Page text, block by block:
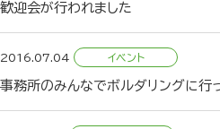
歓迎会が行われました
2016.07.04
事務所のみんなでボルダリングに行